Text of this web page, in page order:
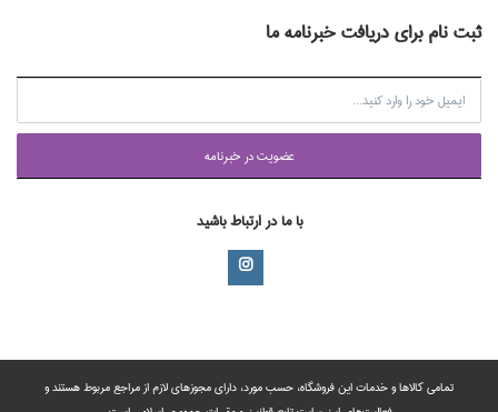
ثبت نام برای دریافت خبرنامه ما
عضويت در خبرنامه
با ما در ارتباط باشید
تمامی‌ کالاها و خدمات این فروشگاه، حسب مورد،‌ دارای مجوزهای لازم از مراجع مربوط هستند ‌و‌‌